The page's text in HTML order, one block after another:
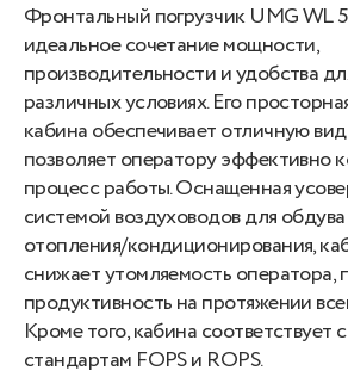
Фронтальный погрузчик UMG WL
идеальное сочетание мощности,
производительности и удобства
различных условиях. Его
кабина обеспечивает отличную
позволяет оператору эффективно
процесс работы. Оснащенная
системой воздуховодов для
отопления/кондиционирования,
снижает утомляемость оператора,
продуктивность на протяжении
Кроме того, кабина соответствует
стандартам FOPS и ROPS.